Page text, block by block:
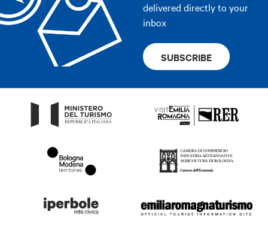
delivered directly to your
inbox
SUBSCRIBE